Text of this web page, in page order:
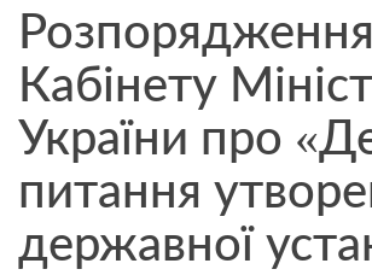
Розпорядження
Кабінету
України про
питання
державної